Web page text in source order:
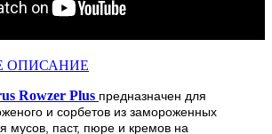
ОПИСАНИЕ
Rowzer Plus предназначен для
и сорбетов из замороженных
мусов, паст, пюре и кремов на